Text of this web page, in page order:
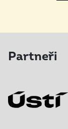
Partneři